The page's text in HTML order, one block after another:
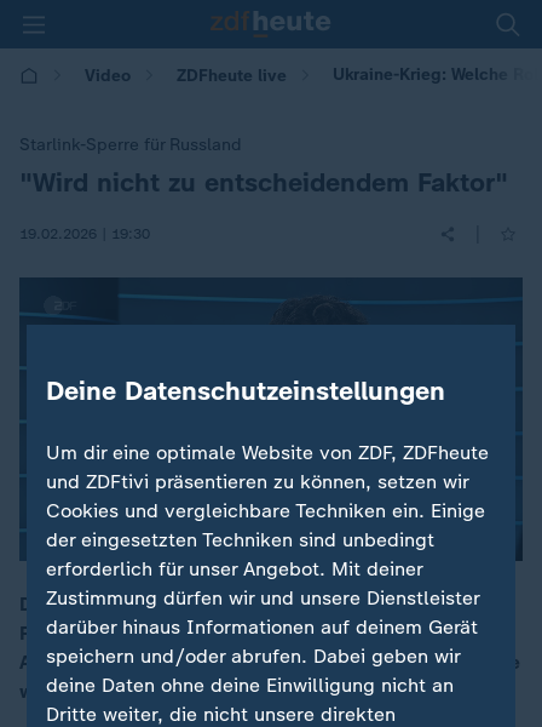
Video ZDFheute live Ukraine-Krieg: Welche
Starlink-Sperre für Russland
:"Wird nicht zu entscheidendem Faktor"
19.02.2026 | 19:30
Der russische Angriffskrieg bestehe aus mehreren
Faktoren, sagt ZDF-Korrespondent Sebastian Ehm. Die
Artillerieangriffe, Sturmtrupps und die Drohnenangriffe
würden auch ohne Starlink weitergehen.
Deine Datenschutzeinstellungen
Um dir eine optimale Website von ZDF, ZDFheute
und ZDFtivi präsentieren zu können, setzen wir
Cookies und vergleichbare Techniken ein. Einige
der eingesetzten Techniken sind unbedingt
erforderlich für unser Angebot. Mit deiner
Zustimmung dürfen wir und unsere Dienstleister
darüber hinaus Informationen auf deinem Gerät
speichern und/oder abrufen. Dabei geben wir
deine Daten ohne deine Einwilligung nicht an
Dritte weiter, die nicht unsere direkten